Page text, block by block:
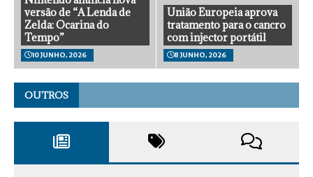
versão de “A Lenda de
Zelda: Ocarina do
Tempo”
10 JUNHO, 2026
União Europeia aprova
tratamento para o cancro
com injector portátil
8 JUNHO, 2026
OUTROS